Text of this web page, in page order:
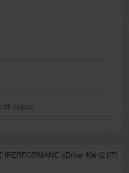
till säljare
IPERFORMANC xDrive 40e (2.0T)